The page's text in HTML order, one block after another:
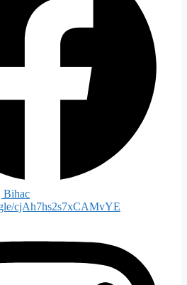
Bihac
cjAh7hs2s7xCAMvYE